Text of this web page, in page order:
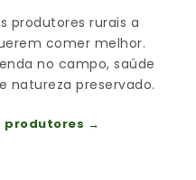
produtores rurais a
comer melhor.
no campo, saúde
natureza preservado.
produtores →